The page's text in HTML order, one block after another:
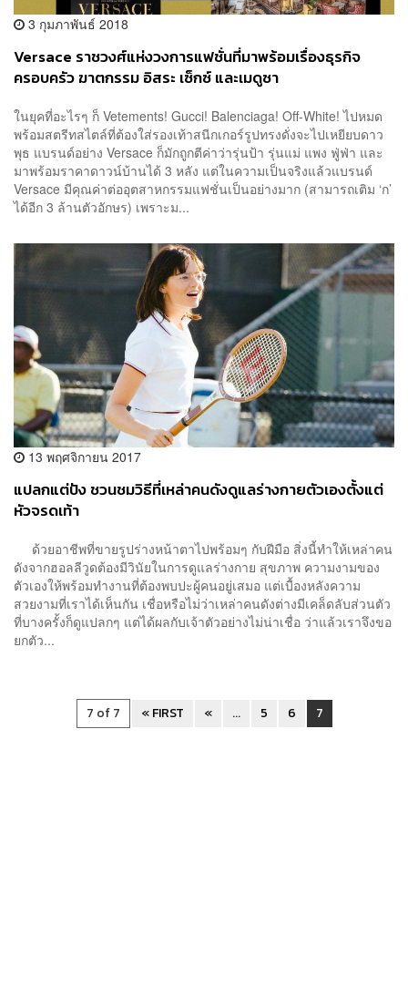
3 กุมภาพันธ์ 2018
Versace ราชวงศ์แห่งวงการแฟชั่นที่มาพร้อมเรื่องธุรกิจ
ครอบครัว ฆาตกรรม อิสระ เซ็กซ์ และเมดูซา
ในยุคที่อะไรๆ ก็ Vetements! Gucci! Balenciaga! Off-White! ไปหมด
พร้อมสตรีทสไตล์ที่ต้องใส่รองเท้าสนีกเกอร์รูปทรงดั่งจะไปเหยียบดาว
พุธ แบรนด์อย่าง Versace ก็มักถูกตีค่าว่ารุ่นป้า รุ่นแม่ แพง ฟู่ฟ่า และ
มาพร้อมราคาดาวน์บ้านได้ 3 หลัง แต่ในความเป็นจริงแล้วแบรนด์
Versace มีคุณค่าต่ออุตสาหกรรมแฟชั่นเป็นอย่างมาก (สามารถเติม ‘ก’
ได้อีก 3 ล้านตัวอักษร) เพราะม...
13 พฤศจิกายน 2017
แปลกแต่ปัง ชวนชมวิธีที่เหล่าคนดังดูแลร่างกายตัวเองตั้งแต่
หัวจรดเท้า
ด้วยอาชีพที่ขายรูปร่างหน้าตาไปพร้อมๆ กับฝีมือ สิ่งนี้ทำให้เหล่าคน
ดังจากฮอลลีวูดต้องมีวินัยในการดูแลร่างกาย สุขภาพ ความงามของ
ตัวเองให้พร้อมทำงานที่ต้องพบปะผู้คนอยู่เสมอ แต่เบื้องหลังความ
สวยงามที่เราได้เห็นกัน เชื่อหรือไม่ว่าเหล่าคนดังต่างมีเคล็ดลับส่วนตัว
ที่บางครั้งก็ดูแปลกๆ แต่ได้ผลกับเจ้าตัวอย่างไม่น่าเชื่อ ว่าแล้วเราจึงขอ
ยกตัว...
7 of 7 « FIRST « ... 5 6 7